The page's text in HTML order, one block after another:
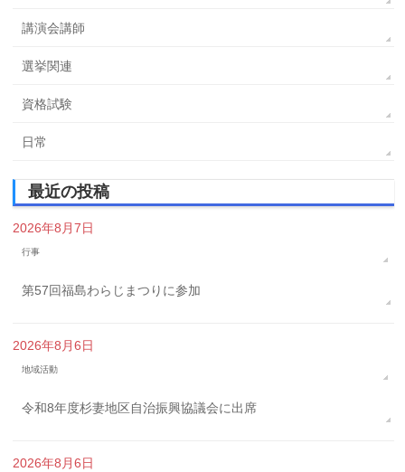
講演会講師
選挙関連
資格試験
日常
最近の投稿
2026年8月7日
行事
第57回福島わらじまつりに参加
2026年8月6日
地域活動
令和8年度杉妻地区自治振興協議会に出席
2026年8月6日